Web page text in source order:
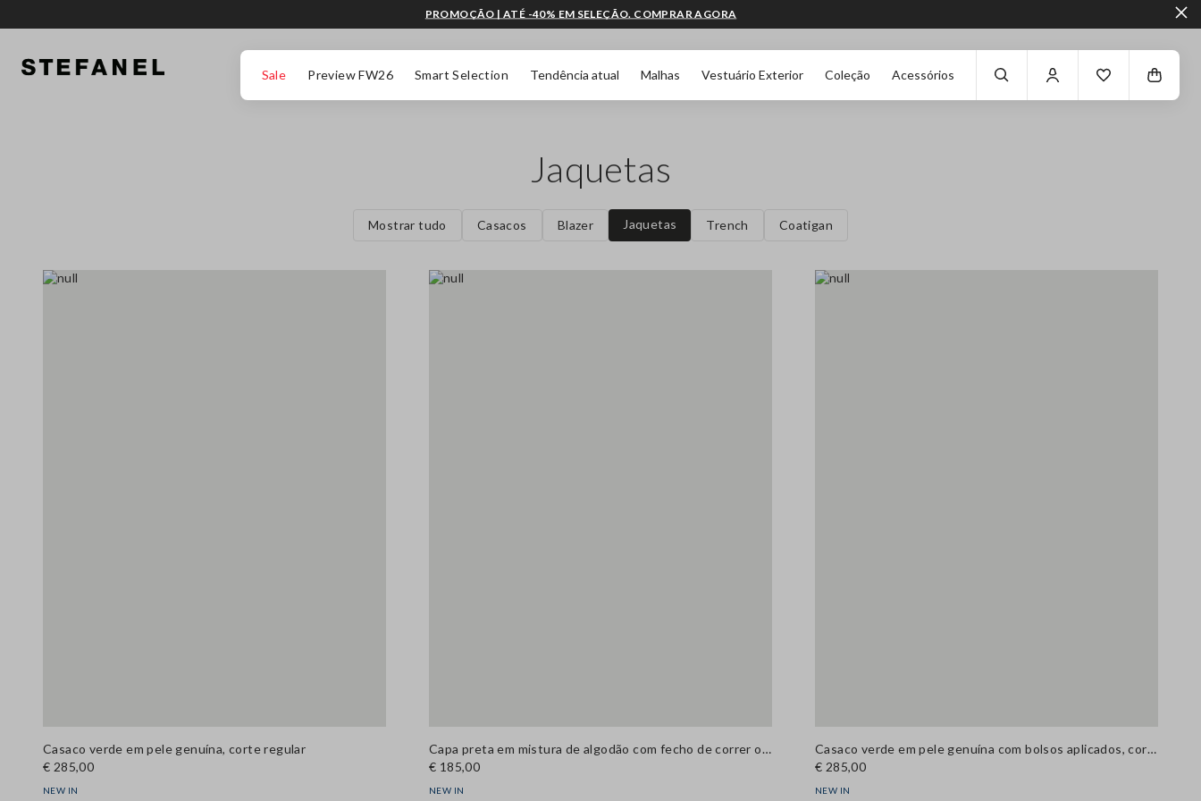
Sale Preview FW26 Smart Selection Tendência atual Malhas Vestuário Exterior Coleção Acessórios
PROMOÇÃO | ATÉ -40% EM SELEÇÃO. COMPRAR AGORA
Jaquetas
Mostrar tudo Casacos Blazer Jaquetas Trench Coatigan
Casaco verde em pele genuína, corte regular
€ 285,00
NEW IN
Capa preta em mistura de algodão com fecho de correr oculto, corte oversized
€ 185,00
NEW IN
Casaco verde em pele genuína com bolsos aplicados, corte regular
€ 285,00
NEW IN